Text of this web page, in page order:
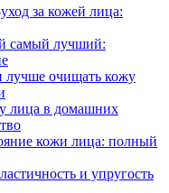
за кожей лица:
самый лучший:
лучше очищать кожу
лица в домашних
кожи лица: полный
и упругость